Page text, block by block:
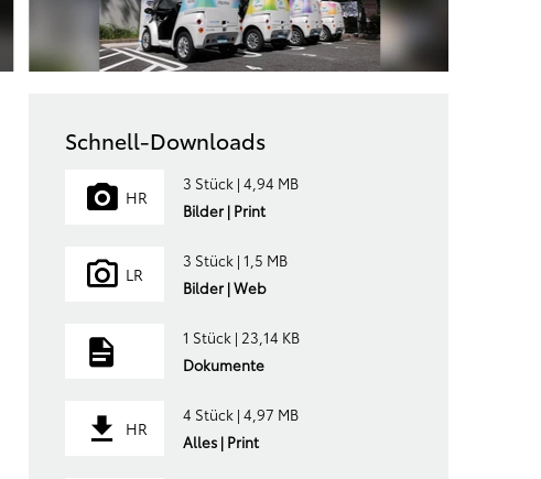
Schnell-Downloads
HR
3 Stück | 4,94 MB
Bilder | Print
LR
3 Stück | 1,5 MB
Bilder | Web
1 Stück | 23,14 KB
Dokumente
HR
4 Stück | 4,97 MB
Alles | Print